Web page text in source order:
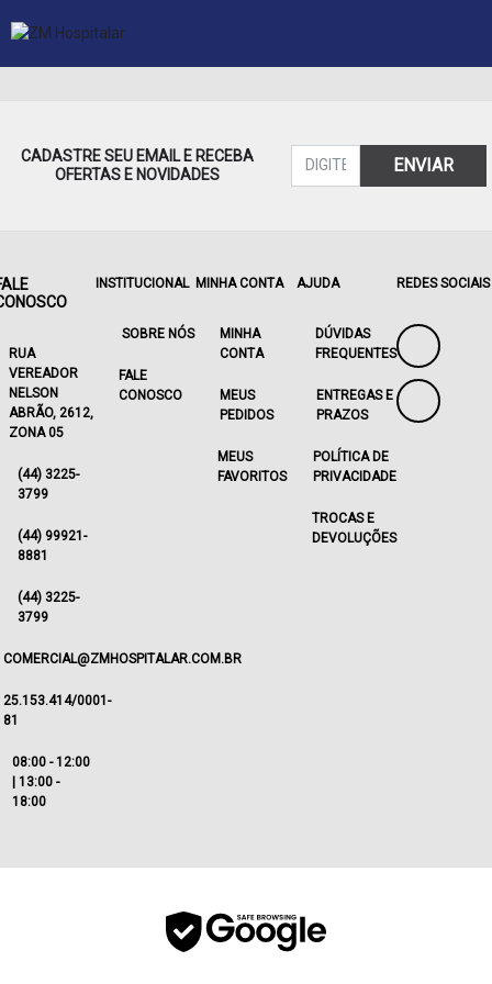
CADASTRE SEU EMAIL E RECEBA
OFERTAS E NOVIDADES
ENVIAR
RUA
VEREADOR
NELSON
ABRÃO, 2612,
ZONA 05
(44) 3225-
3799
(44) 99921-
8881
(44) 3225-
3799
COMERCIAL@ZMHOSPITALAR.COM.BR
25.153.414/0001-
81
08:00 - 12:00
| 13:00 -
18:00
INSTITUCIONAL
SOBRE NÓS
FALE
CONOSCO
MINHA CONTA
MINHA
CONTA
MEUS
PEDIDOS
MEUS
FAVORITOS
AJUDA
DÚVIDAS
FREQUENTES
ENTREGAS E
PRAZOS
POLÍTICA DE
PRIVACIDADE
TROCAS E
DEVOLUÇÕES
REDES SOCIAIS